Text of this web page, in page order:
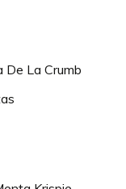
De La Crumb